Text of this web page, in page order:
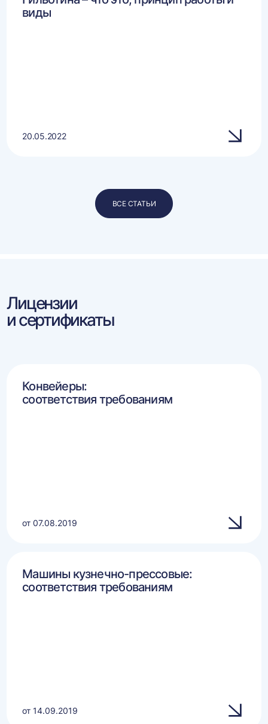
виды
20.05.2022
ВСЕ СТАТЬИ
Лицензии
и сертификаты
Конвейеры:
соответствия требованиям
от 07.08.2019
Машины кузнечно-прессовые:
соответствия требованиям
от 14.09.2019